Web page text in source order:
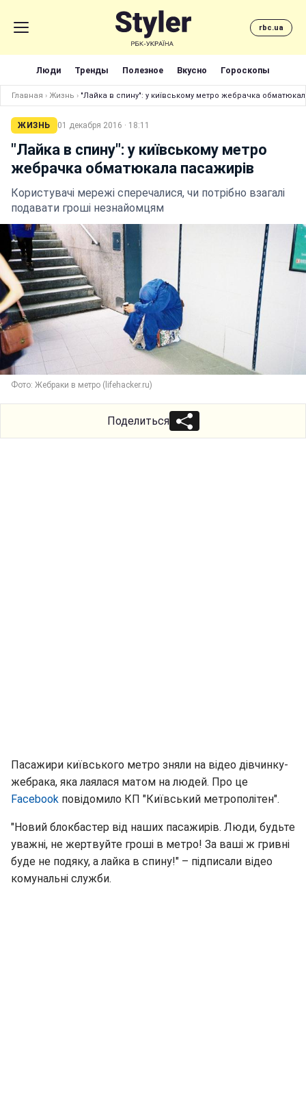
rbc.ua
Люди Тренды Полезное Вкусно Гороскопы
Главная › Жизнь › "Лайка в спину": у київському метро жебрачка
ЖИЗНЬ 01 декабря 2016 · 18:11
"Лайка в спину": у київському метро
жебрачка обматюкала пасажирів
Користувачі мережі сперечалися, чи потрібно взагалі
подавати гроші незнайомцям
Фото: Жебраки в метро (lifehacker.ru)
Поделиться
Пасажири київського метро зняли на відео дівчинку-
жебрака, яка лаялася матом на людей. Про це
Facebook повідомило КП "Київський метрополітен".
"Новий блокбастер від наших пасажирів. Люди, будьте
уважні, не жертвуйте гроші в метро! За ваші ж гривні
буде не подяку, а лайка в спину!" – підписали відео
комунальні служби.